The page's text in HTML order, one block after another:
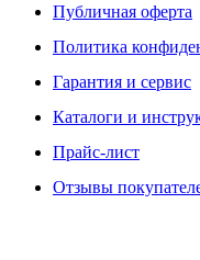
Публичная оферта
Политика
Гарантия и сервис
Каталоги и
Прайс-лист
Отзывы